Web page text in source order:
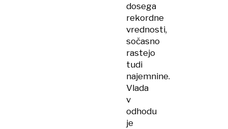
dosega
rekordne
vrednosti,
sočasno
rastejo
tudi
najemnine.
Vlada
v
odhodu
je